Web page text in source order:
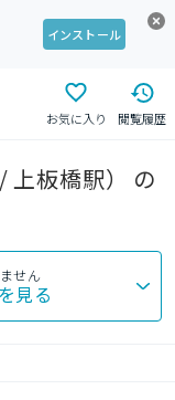
インストール
お気に入り 閲覧履歴
上板橋駅） の
せん
見る